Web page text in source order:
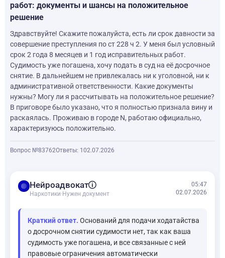
работ: документы и шансы на положительное
решение
Здравствуйте! Скажите пожалуйста, есть ли срок давности за
совершение преступления по ст 228 ч 2. У меня был условный
срок 2 года 8 месяцев и 1 год исправительных работ.
Судимость уже погашена, хочу подать в суд на её досрочное
снятие. В дальнейшем не привлекалась ни к уголовной, ни к
административной ответственности. Какие документы
нужны? Могу ли я рассчитывать на положительное решение?
В приговоре было указано, что я полностью признала вину и
раскаялась. Проживаю в городе N, работаю официально,
характеризуюсь положительно.
Вопрос №83762Ответы: 1 02.07.2026
balanceНейроадвокат
Наркотики· Нужен документ
05:47
02.07.2026
Краткий ответ. Оснований для подачи ходатайства
о досрочном снятии судимости нет, так как ваша
судимость уже погашена, и все связанные с ней
правовые ограничения автоматически